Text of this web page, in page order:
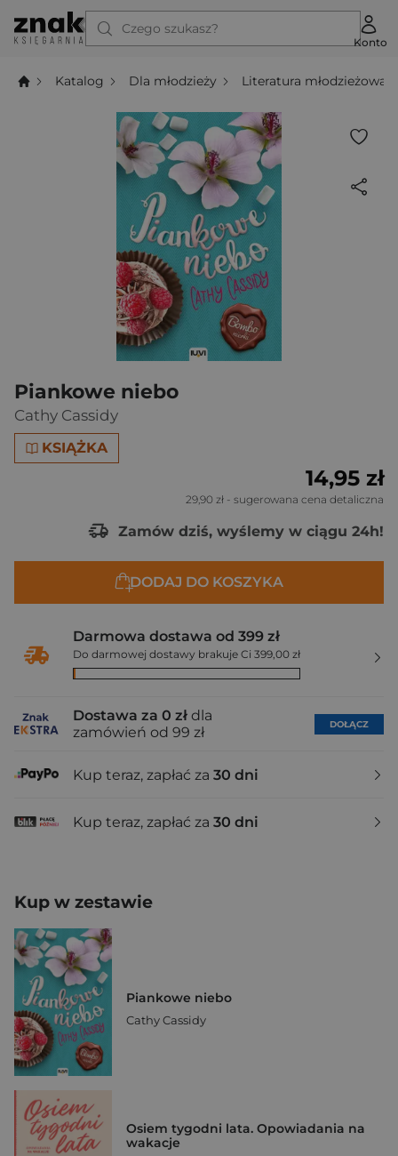
Czego szukasz?
Konto
Katalog Dla młodzieży Literatura młodzieżowa
Piankowe niebo
Cathy Cassidy
KSIĄŻKA
14,95 zł
29,90 zł - sugerowana cena detaliczna
Zamów dziś, wyślemy w ciągu 24h!
DODAJ DO KOSZYKA
Darmowa dostawa od 399 zł
Do darmowej dostawy brakuje Ci 399,00 zł
Dostawa za 0 zł dla
zamówień od 99 zł
DOŁĄCZ
Kup teraz, zapłać za 30 dni
Kup teraz, zapłać za 30 dni
Kup w zestawie
Piankowe niebo
Cathy Cassidy
Osiem tygodni lata. Opowiadania na
wakacje